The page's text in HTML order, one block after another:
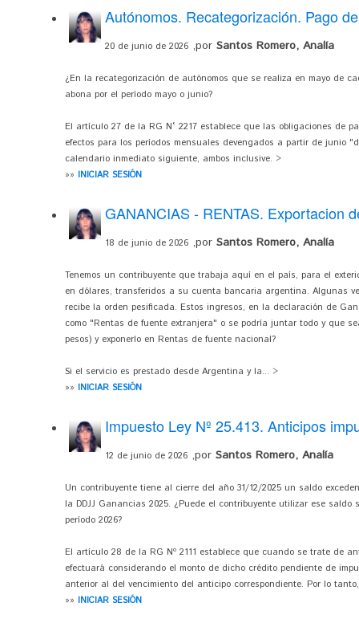
Autónomos. Recategorización. Pago
20 de junio de 2026 ,por Santos Romero, Analía
¿En la recategorización de autónomos que se realiza en mayo de
abona por el período mayo o junio?
El artículo 27 de la RG N° 2217 establece que las obligaciones de
efectos para los períodos mensuales devengados a partir de junio
calendario inmediato siguiente, ambos inclusive. >
»» INICIAR SESIÓN
GANANCIAS - RENTAS. Exportacion
18 de junio de 2026 ,por Santos Romero, Analía
Tenemos un contribuyente que trabaja aquí en el país, para el
en dólares, transferidos a su cuenta bancaria argentina. Algunas
recibe la orden pesificada. Estos ingresos, en la declaración de
como "Rentas de fuente extranjera" o se podría juntar todo y que
pesos) y exponerlo en Rentas de fuente nacional?
Si el servicio es prestado desde Argentina y la... >
»» INICIAR SESIÓN
Impuesto Ley Nº 25.413. Anticipos
12 de junio de 2026 ,por Santos Romero, Analía
Un contribuyente tiene al cierre del año 31/12/2025 un saldo
la DDJJ Ganancias 2025. ¿Puede el contribuyente utilizar ese
período 2026?
El artículo 28 de la RG Nº 2111 establece que cuando se trate de
efectuará considerando el monto de dicho crédito pendiente de
anterior al del vencimiento del anticipo correspondiente. Por lo
»» INICIAR SESIÓN